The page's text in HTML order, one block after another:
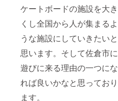
ケートボードの施設を大き
くし全国から人が集まるよ
うな施設にしていきたいと
思います。そして佐倉市に
遊びに来る理由の一つにな
れば良いかなと思っており
ます。